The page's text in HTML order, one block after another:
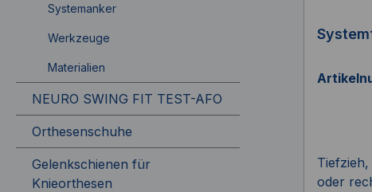
Systemanker
Werkzeuge
Materialien
NEURO SWING FIT TEST-AFO
Orthesenschuhe
Gelenkschienen für
Knieorthesen
Tiefzieh,
oder